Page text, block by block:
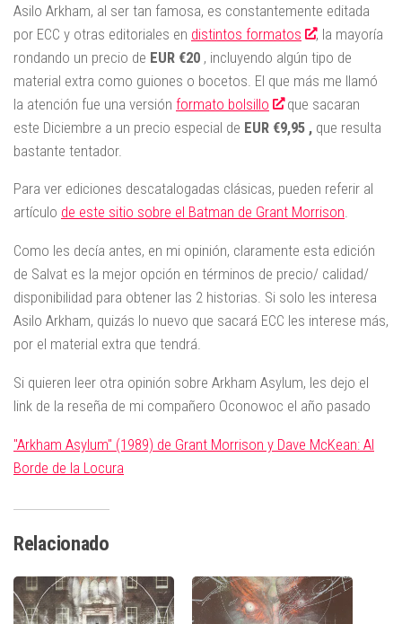
Asilo Arkham, al ser tan famosa, es constantemente editada
por ECC y otras editoriales en distintos formatos
, la mayoría
rondando un precio de EUR €20 , incluyendo algún tipo de
material extra como guiones o bocetos. El que más me llamó
la atención fue una versión formato bolsillo
que sacaran
este Diciembre a un precio especial de EUR €9,95 , que resulta
bastante tentador.
Para ver ediciones descatalogadas clásicas, pueden referir al
artículo de este sitio sobre el Batman de Grant Morrison.
Como les decía antes, en mi opinión, claramente esta edición
de Salvat es la mejor opción en términos de precio/ calidad/
disponibilidad para obtener las 2 historias. Si solo les interesa
Asilo Arkham, quizás lo nuevo que sacará ECC les interese más,
por el material extra que tendrá.
Si quieren leer otra opinión sobre Arkham Asylum, les dejo el
link de la reseña de mi compañero Oconowoc el año pasado
"Arkham Asylum" (1989) de Grant Morrison y Dave McKean: Al
Borde de la Locura
Relacionado